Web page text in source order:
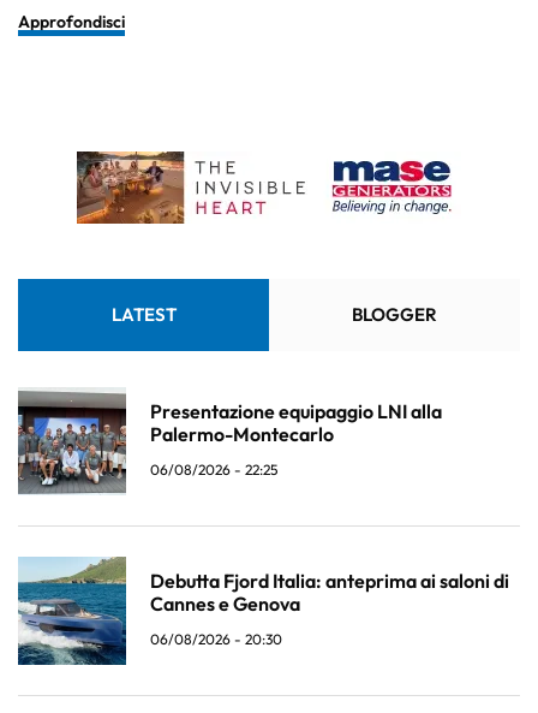
Approfondisci
LATEST BLOGGER
Presentazione equipaggio LNI alla
Palermo-Montecarlo
06/08/2026 - 22:25
Debutta Fjord Italia: anteprima ai saloni di
Cannes e Genova
06/08/2026 - 20:30